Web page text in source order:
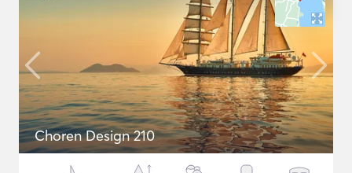
Choren Design 210